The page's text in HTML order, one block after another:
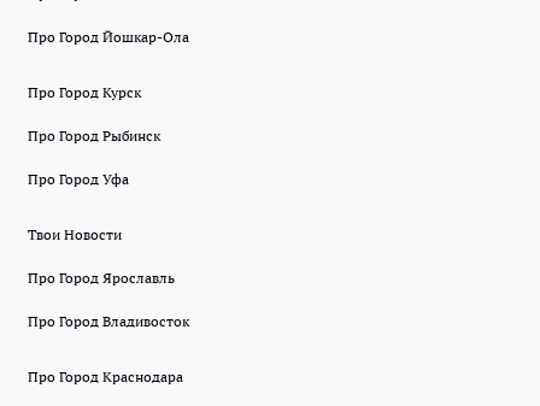
Про Город Йошкар-Ола
Про Город Курск
Про Город Рыбинск
Про Город Уфа
Твои Новости
Про Город Ярославль
Про Город Владивосток
Про Город Краснодара